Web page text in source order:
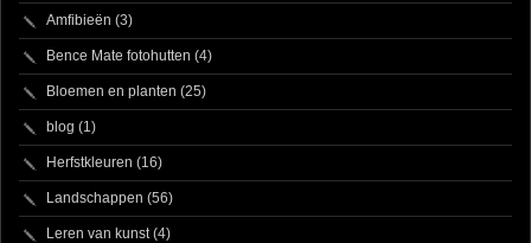
Amfibieën (3)
Bence Mate fotohutten (4)
Bloemen en planten (25)
blog (1)
Herfstkleuren (16)
Landschappen (56)
Leren van kunst (4)